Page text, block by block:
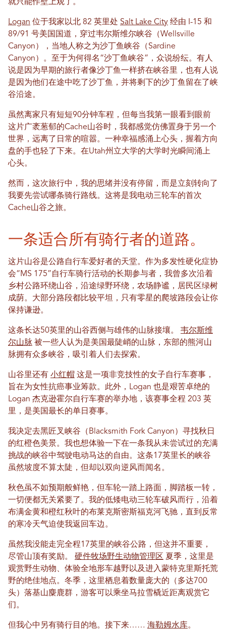
就只能作壁上观了。
Logan 位于我家以北 82 英里处 Salt Lake City 经由 I-15 和
89/91 号美国国道，穿过韦尔斯维尔峡谷（Wellsville
Canyon），当地人称之为沙丁鱼峡谷（Sardine
Canyon）。至于为何得名“沙丁鱼峡谷”，众说纷纭。有人
说是因为早期的旅行者像沙丁鱼一样挤在峡谷里，也有人说
是因为他们在途中吃了沙丁鱼，并将剩下的沙丁鱼留在了峡
谷沿途。
虽然离家只有短短90分钟车程，但每当我第一眼看到眼前
这片广袤葱郁的Cache山谷时，我都感觉仿佛置身于另一个
世界，远离了日常的喧嚣。一种幸福感涌上心头，握着方向
盘的手也轻了下来。在Utah州立大学的大学时光瞬间涌上
心头。
然而，这次旅行中，我的思绪并没有停留，而是立刻转向了
我要先尝试哪条骑行路线。这将是我电动三轮车的首次
Cache山谷之旅。
一条适合所有骑行者的道路。
这片山谷是公路自行车爱好者的天堂。作为多发性硬化症协
会“MS 175”自行车骑行活动的长期参与者，我曾多次沿着
乡村公路环绕山谷，沿途绿野环绕，农场静谧，居民区绿树
成荫。大部分路段都比较平坦，只有零星的爬坡路段会让你
保持谦逊。
这条长达50英里的山谷西侧与雄伟的山脉接壤。 韦尔斯维
尔山脉 被一些人认为是美国最陡峭的山脉，东部的熊河山
脉拥有众多峡谷，吸引着人们去探索。
山谷里还有 小红帽 这是一项非竞技性的女子自行车赛事，
旨在为女性抗癌事业筹款。此外，Logan 也是艰苦卓绝的
Logan 杰克逊霍尔自行车赛的举办地，该赛事全程 203 英
里，是美国最长的单日赛事。
我决定去黑匠叉峡谷（Blacksmith Fork Canyon）寻找秋日
的红橙色美景。我也想体验一下在一条我从未尝试过的充满
挑战的峡谷中驾驶电动马达的自由。这条17英里长的峡谷
虽然坡度不算太陡，但却以双向逆风而闻名。
秋色虽不如预期般鲜艳，但车轮一踏上路面，脚踏板一转，
一切便都无关紧要了。我的低矮电动三轮车破风而行，沿着
布满金黄和橙红秋叶的布莱克斯密斯福克河飞驰，直到反常
的寒冷天气迫使我返回车边。
虽然我没能走完全程17英里的峡谷公路，但这并不重要，
尽管山顶有奖励。 硬件牧场野生动物管理区 夏季，这里是
观赏野生动物、体验全地形车越野以及进入蒙特克里斯托荒
野的绝佳地点。冬季，这里栖息着数量庞大的（多达700
头）落基山麋鹿群，游客可以乘坐马拉雪橇近距离观赏它
们。
但我心中另有骑行目的地。接下来…… 海勒姆水库。